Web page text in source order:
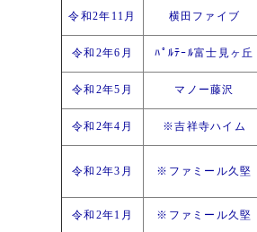
令和2年11月 横田ファイブ
令和2年6月 ﾊﾟﾙﾃｰﾙ富士見ヶ丘
令和2年5月 マノー藤沢
令和2年4月 ※吉祥寺ハイム
令和2年3月 ※ファミール久堅
令和2年1月 ※ファミール久堅